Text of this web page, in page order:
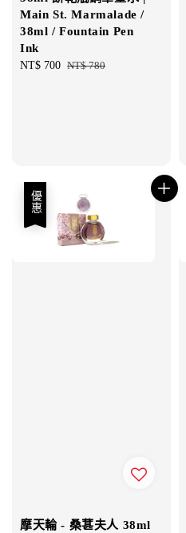
Main St. Marmalade /
38ml / Fountain Pen
Ink
Sale
NT$ 700 Regular
NT$ 780
優惠
摩天輪 - 桑葚夫人 38ml